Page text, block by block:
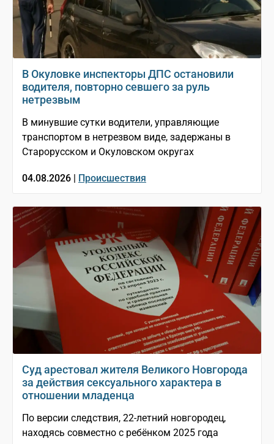
В Окуловке инспекторы ДПС остановили
водителя, повторно севшего за руль
нетрезвым
В минувшие сутки водители, управляющие
транспортом в нетрезвом виде, задержаны в
Старорусском и Окуловском округах
04.08.2026 | Происшествия
Суд арестовал жителя Великого Новгорода
за действия сексуального характера в
отношении младенца
По версии следствия, 22-летний новгородец,
находясь совместно с ребёнком 2025 года